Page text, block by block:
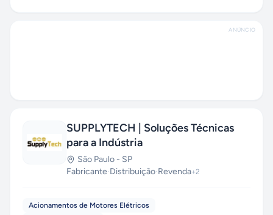
ANÚNCIO
SUPPLYTECH | Soluções Técnicas
para a Indústria
São Paulo - SP
Fabricante·Distribuição·Revenda+2
Acionamentos de Motores Elétricos